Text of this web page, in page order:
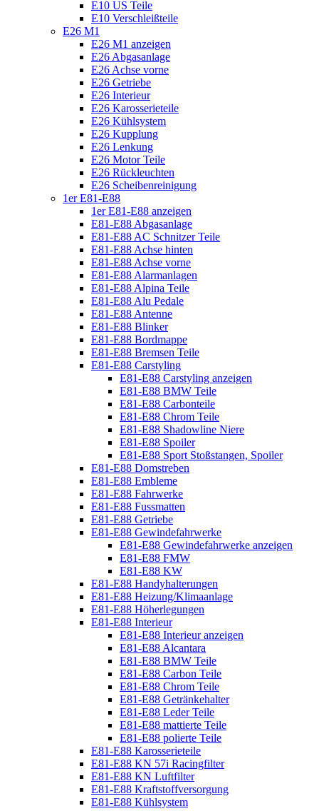
E10 US Teile
E10 Verschleißteile
E26 M1
E26 M1 anzeigen
E26 Abgasanlage
E26 Achse vorne
E26 Getriebe
E26 Interieur
E26 Karosserieteile
E26 Kühlsystem
E26 Kupplung
E26 Lenkung
E26 Motor Teile
E26 Rückleuchten
E26 Scheibenreinigung
1er E81-E88
1er E81-E88 anzeigen
E81-E88 Abgasanlage
E81-E88 AC Schnitzer Teile
E81-E88 Achse hinten
E81-E88 Achse vorne
E81-E88 Alarmanlagen
E81-E88 Alpina Teile
E81-E88 Alu Pedale
E81-E88 Antenne
E81-E88 Blinker
E81-E88 Bordmappe
E81-E88 Bremsen Teile
E81-E88 Carstyling
E81-E88 Carstyling anzeigen
E81-E88 BMW Teile
E81-E88 Carbonteile
E81-E88 Chrom Teile
E81-E88 Shadowline Niere
E81-E88 Spoiler
E81-E88 Sport Stoßstangen, Spoiler
E81-E88 Domstreben
E81-E88 Embleme
E81-E88 Fahrwerke
E81-E88 Fussmatten
E81-E88 Getriebe
E81-E88 Gewindefahrwerke
E81-E88 Gewindefahrwerke anzeigen
E81-E88 FMW
E81-E88 KW
E81-E88 Handyhalterungen
E81-E88 Heizung/Klimaanlage
E81-E88 Höherlegungen
E81-E88 Interieur
E81-E88 Interieur anzeigen
E81-E88 Alcantara
E81-E88 BMW Teile
E81-E88 Carbon Teile
E81-E88 Chrom Teile
E81-E88 Getränkehalter
E81-E88 Leder Teile
E81-E88 mattierte Teile
E81-E88 polierte Teile
E81-E88 Karosserieteile
E81-E88 KN 57i Racingfilter
E81-E88 KN Luftfilter
E81-E88 Kraftstoffversorgung
E81-E88 Kühlsystem